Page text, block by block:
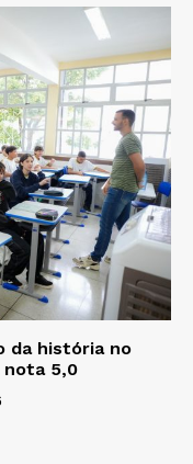
da história no
nota 5,0